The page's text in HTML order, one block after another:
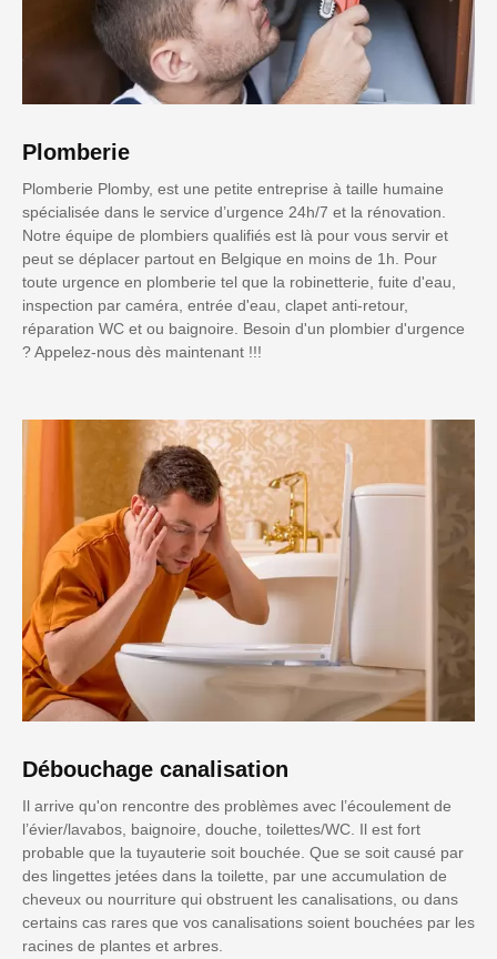
Plomberie
Plomberie Plomby, est une petite entreprise à taille humaine
spécialisée dans le service d’urgence 24h/7 et la rénovation.
Notre équipe de plombiers qualifiés est là pour vous servir et
peut se déplacer partout en Belgique en moins de 1h. Pour
toute urgence en plomberie tel que la robinetterie, fuite d'eau,
inspection par caméra, entrée d'eau, clapet anti-retour,
réparation WC et ou baignoire. Besoin d'un plombier d'urgence
? Appelez-nous dès maintenant !!!
Débouchage canalisation
Il arrive qu'on rencontre des problèmes avec l’écoulement de
l’évier/lavabos, baignoire, douche, toilettes/WC. Il est fort
probable que la tuyauterie soit bouchée. Que se soit causé par
des lingettes jetées dans la toilette, par une accumulation de
cheveux ou nourriture qui obstruent les canalisations, ou dans
certains cas rares que vos canalisations soient bouchées par les
racines de plantes et arbres.